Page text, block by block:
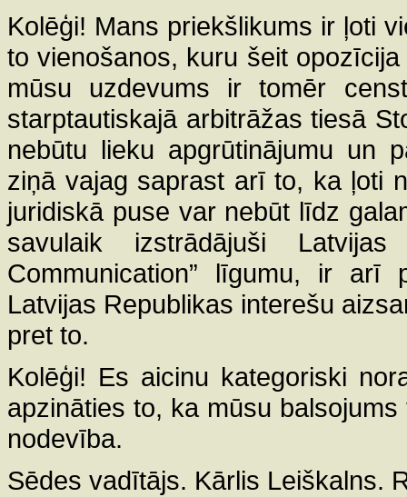
Kolēģi! Mans priekšlikums ir ļoti
to vienošanos, kuru šeit
mūsu uzdevums ir tomēr
starptautiskajā arbitrāžas tiesā
nebūtu lieku apgrūtinājumu un
ziņā vajag saprast arī to, ka ļoti
juridiskā puse var nebūt līdz
savulaik izstrādājuši
Communication” līgumu, ir
Latvijas Republikas interešu
pret to.
Kolēģi! Es aicinu kategoriski
apzināties to, ka mūsu
nodevība.
Sēdes vadītājs. Kārlis Leiškalns.